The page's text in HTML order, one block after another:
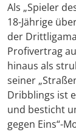
Als „Spieler
18-Jährige
der
Profivertrag
hinaus als
seiner
Dribblings ist
und besticht
gegen Eins“-